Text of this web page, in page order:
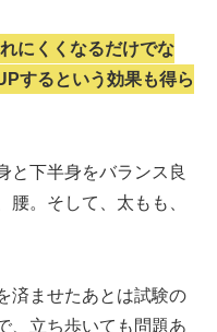
にくくなるだけでな
するという効果も得ら
と下半身をバランス良
腰。そして、太もも、
済ませたあとは試験の
、立ち歩いても問題あ